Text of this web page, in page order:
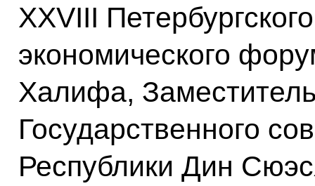
XXVIII
экономического
Халифа,
Государственного
Республики Дин